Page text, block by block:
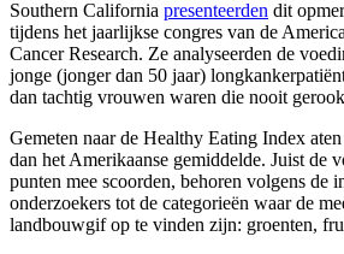
Southern California presenteerden dit
tijdens het jaarlijkse congres van de
Cancer Research. Ze analyseerden de
jonge (jonger dan 50 jaar)
dan tachtig vrouwen waren die nooit
Gemeten naar de Healthy Eating Index
dan het Amerikaanse gemiddelde. Juist de
punten mee scoorden, behoren volgens de
onderzoekers tot de categorieën waar de
landbouwgif op te vinden zijn: groenten,